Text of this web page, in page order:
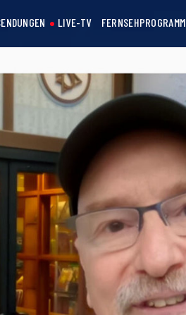
LIVE-TV FERNSEHPROGRAMM